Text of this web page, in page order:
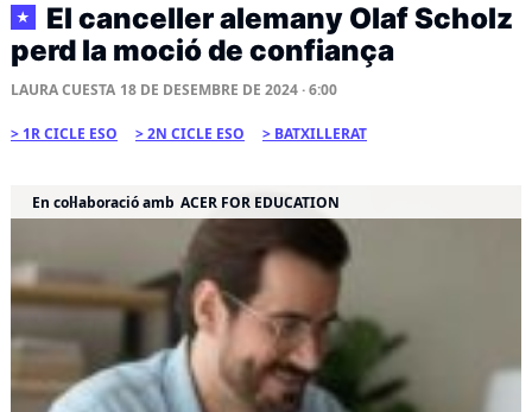
★
El canceller alemany Olaf Scholz
perd la moció de confiança
LAURA CUESTA 18 DE DESEMBRE DE 2024 · 6:00
1R CICLE ESO 2N CICLE ESO BATXILLERAT
En col·laboració amb ACER FOR EDUCATION